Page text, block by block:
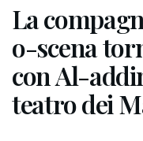
La
o-scena
con Al-
teatro dei